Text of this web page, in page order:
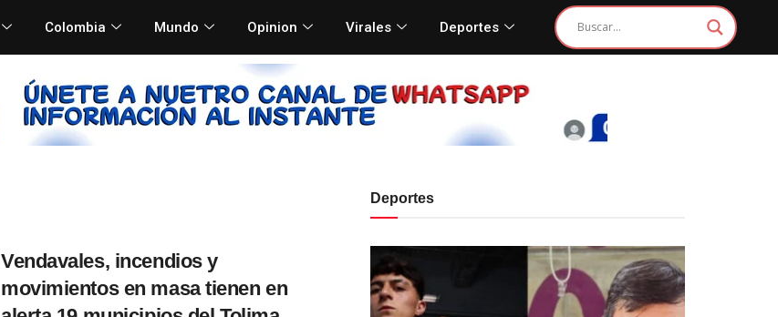
Colombia Mundo Opinion Virales Deportes
Vendavales, incendios y
movimientos en masa tienen en
Deportes